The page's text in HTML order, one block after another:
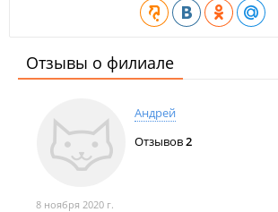
Отзывы о филиале
Андрей
Отзывов2
8 ноября 2020 г.